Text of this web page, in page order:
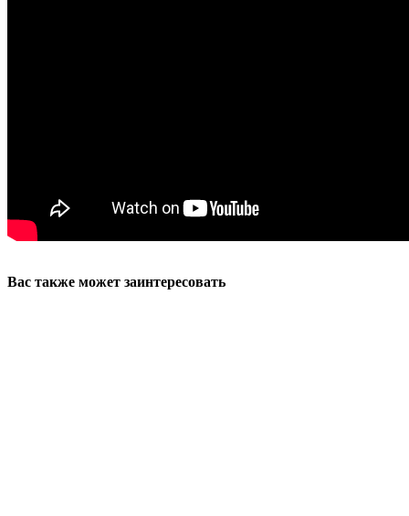
Вас также может заинтересовать